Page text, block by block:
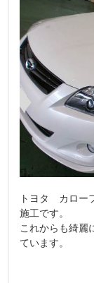
トヨタ カロー
施工です。
これからも綺麗
ています。